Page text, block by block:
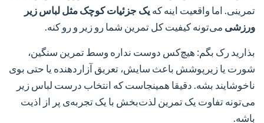
تمرینی. اما واقعیت اینه که یک جزئیات کوچک مثل لباس زیر
ورزشی می‌تونه کیفیت کل تمرین شما رو زیر و رو کنه.
بذارید رک بگم: هیچ‌کس دوست نداره وسط تمرین سنگین،
شورت یا زیرپوشش باعث سایش، تعریق آزاردهنده یا حتی بوی
ناخوشایند بشه. دقیقا همینجاست که انتخاب درست لباس زیر
می‌تونه تفاوت یک تمرین لذت‌بخش با یک تجربه‌ی پر از اذیت
باشه.